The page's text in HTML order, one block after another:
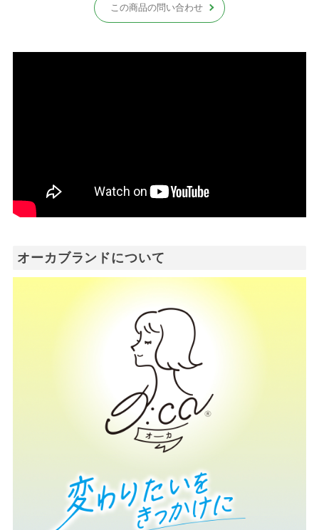
この商品の問い合わせ
オーカブランドについて